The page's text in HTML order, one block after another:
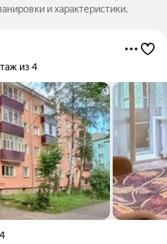
и характеристики.
из 4
4